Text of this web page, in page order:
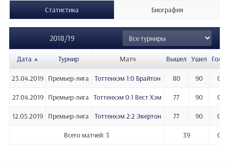
Статистика Биография
2018/19
Дата Турнир Матч Вышел Ушел Голы
23.04.2019 Премьер-лига Тоттенхэм 1:0 Брайтон 80 90 0
27.04.2019 Премьер-лига Тоттенхэм 0:1 Вест Хэм 77 90 0
12.05.2019 Премьер-лига Тоттенхэм 2:2 Эвертон 77 90 0
Всего матчей: 3 39 0